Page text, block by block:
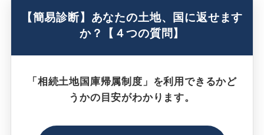
【簡易診断】あなたの土地、国に返せます
か？【４つの質問】
「相続土地国庫帰属制度」を利用できるかど
うかの目安がわかります。